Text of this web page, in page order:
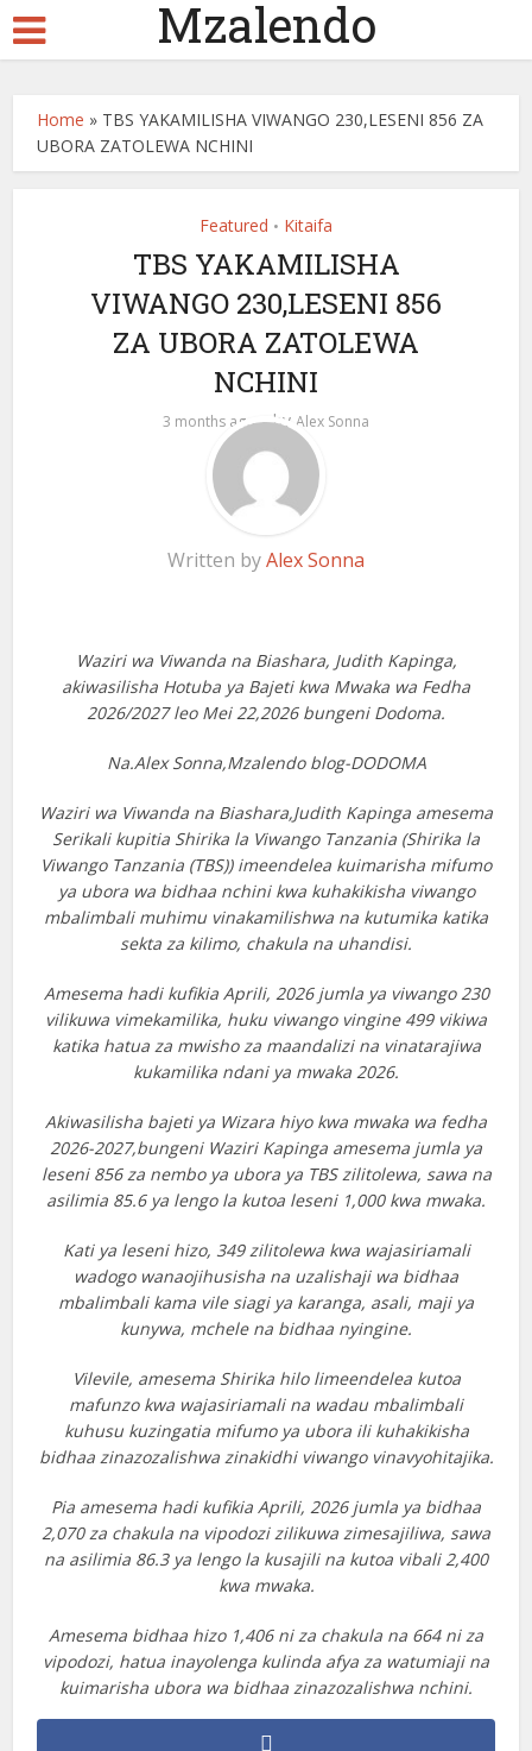
Mzalendo
Home » TBS YAKAMILISHA VIWANGO 230,LESENI 856 ZA
UBORA ZATOLEWA NCHINI
Featured • Kitaifa
TBS YAKAMILISHA
VIWANGO 230,LESENI 856
ZA UBORA ZATOLEWA
NCHINI
3 months ago by Alex Sonna
Written byAlex Sonna
Waziri wa Viwanda na Biashara, Judith Kapinga,
akiwasilisha Hotuba ya Bajeti kwa Mwaka wa Fedha
2026/2027 leo Mei 22,2026 bungeni Dodoma.
Na.Alex Sonna,Mzalendo blog-DODOMA
Waziri wa Viwanda na Biashara,Judith Kapinga amesema
Serikali kupitia Shirika la Viwango Tanzania (Shirika la
Viwango Tanzania (TBS)) imeendelea kuimarisha mifumo
ya ubora wa bidhaa nchini kwa kuhakikisha viwango
mbalimbali muhimu vinakamilishwa na kutumika katika
sekta za kilimo, chakula na uhandisi.
Amesema hadi kufikia Aprili, 2026 jumla ya viwango 230
vilikuwa vimekamilika, huku viwango vingine 499 vikiwa
katika hatua za mwisho za maandalizi na vinatarajiwa
kukamilika ndani ya mwaka 2026.
Akiwasilisha bajeti ya Wizara hiyo kwa mwaka wa fedha
2026-2027,bungeni Waziri Kapinga amesema jumla ya
leseni 856 za nembo ya ubora ya TBS zilitolewa, sawa na
asilimia 85.6 ya lengo la kutoa leseni 1,000 kwa mwaka.
Kati ya leseni hizo, 349 zilitolewa kwa wajasiriamali
wadogo wanaojihusisha na uzalishaji wa bidhaa
mbalimbali kama vile siagi ya karanga, asali, maji ya
kunywa, mchele na bidhaa nyingine.
Vilevile, amesema Shirika hilo limeendelea kutoa
mafunzo kwa wajasiriamali na wadau mbalimbali
kuhusu kuzingatia mifumo ya ubora ili kuhakikisha
bidhaa zinazozalishwa zinakidhi viwango vinavyohitajika.
Pia amesema hadi kufikia Aprili, 2026 jumla ya bidhaa
2,070 za chakula na vipodozi zilikuwa zimesajiliwa, sawa
na asilimia 86.3 ya lengo la kusajili na kutoa vibali 2,400
kwa mwaka.
Amesema bidhaa hizo 1,406 ni za chakula na 664 ni za
vipodozi, hatua inayolenga kulinda afya za watumiaji na
kuimarisha ubora wa bidhaa zinazozalishwa nchini.